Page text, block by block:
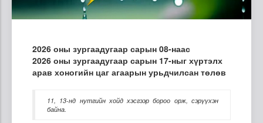
2026 оны зургаадугаар сарын 08-наас
2026 оны зургаадугаар сарын 17-ныг хүртэлх
арав хоногийн цаг агаарын урьдчилсан төлөв
11, 13-нд нутгийн хойд хэсгээр бороо орж, сэрүүхэн
байна.